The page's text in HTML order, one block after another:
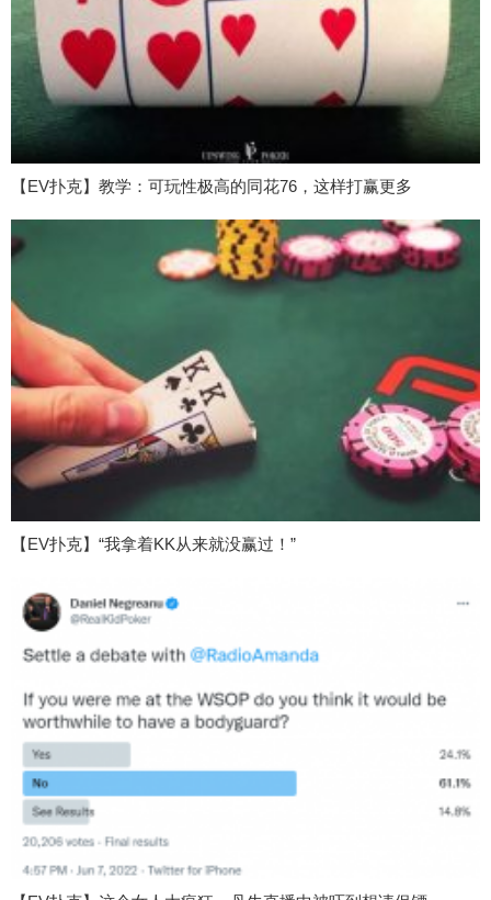
【EV扑克】教学：可玩性极高的同花76，这样打赢更多
【EV扑克】“我拿着KK从来就没赢过！”